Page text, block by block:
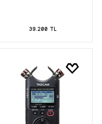
39.200 TL